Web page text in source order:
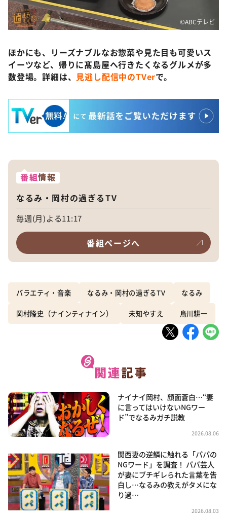
©️ABCテレビ
ほかにも、リーズナブルなお惣菜や見た目も可愛いス
イーツなど、帰りに髙島屋へ行きたくなるグルメが多
数登場。詳細は、 見逃し配信中のTVerで。
番組情報
なるみ・岡村の過ぎるTV
毎週(月)よる11:17
番組ページへ
バラエティ・音楽 なるみ・岡村の過ぎるTV なるみ
岡村隆史（ナインティナイン） 未知やすえ 烏川耕一
ナイナイ岡村、顔面蒼白…“妻
に言ってはいけないNGワー
ド”でなるみガチ説教
2026.08.06
関西妻の逆鱗に触れる「パパの
NGワード」を調査！ パパ芸人
が妻にブチギレられた言葉を告
白し…なるみの教えがタメにな
り過…
2026.08.03